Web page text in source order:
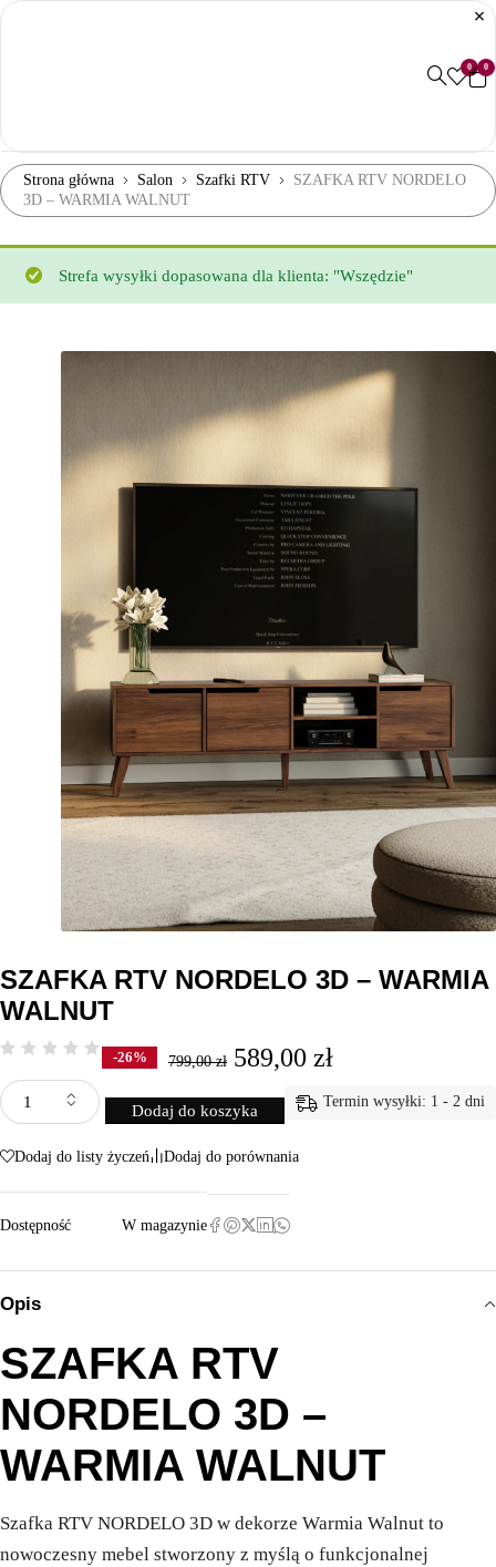
0 0
Strona główna Salon Szafki RTV
SZAFKA RTV NORDELO
3D – WARMIA WALNUT
Strefa wysyłki dopasowana dla klienta: "Wszędzie"
SZAFKA RTV NORDELO 3D – WARMIA
WALNUT
-26% 799,00zł 589,00 zł
Dodaj do koszyka
Termin wysyłki: 1 - 2 dni
Dodaj do listy życzeń Dodaj do porównania
Dostępność W magazynie
Opis
SZAFKA RTV
NORDELO 3D –
WARMIA WALNUT
Szafka RTV NORDELO 3D w dekorze Warmia Walnut to
nowoczesny mebel stworzony z myślą o funkcjonalnej